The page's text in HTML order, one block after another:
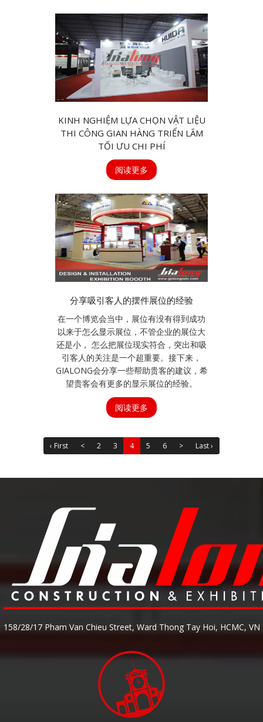
KINH NGHIỆM LỰA CHỌN VẬT LIỆU
THI CÔNG GIAN HÀNG TRIỂN LÃM
TỐI ƯU CHI PHÍ
阅读更多
分享吸引客人的摆件展位的经验
在一个博览会当中，展位有没有得到成功
以来于怎么显示展位，不管企业的展位大
还是小， 怎么把展位现实符合，突出和吸
引客人的关注是一个超重要。接下来，
GIALONG会分享一些帮助贵客的建议，希
望贵客会有更多的显示展位的经验。
阅读更多
‹ First < 2 3 4 5 6 > Last ›
158/28/17 Pham Van Chieu Street, Ward Thong Tay Hoi, HCMC, VN